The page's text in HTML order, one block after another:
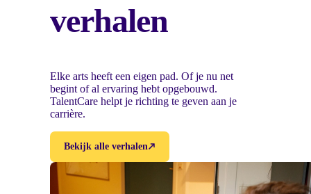
verhalen
Elke arts heeft een eigen pad. Of je nu net
begint of al ervaring hebt opgebouwd.
TalentCare helpt je richting te geven aan je
carrière.
Bekijk alle verhalen